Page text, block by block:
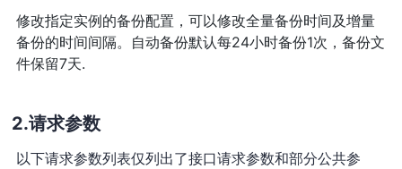
修改指定实例的备份配置，可以修改全量备份时间及增量
备份的时间间隔。自动备份默认每24小时备份1次，备份文
件保留7天.
请求参数
以下请求参数列表仅列出了接口请求参数和部分公共参